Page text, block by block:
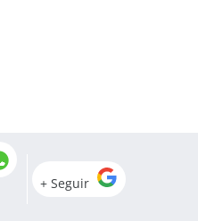
Publicaciones S.A.